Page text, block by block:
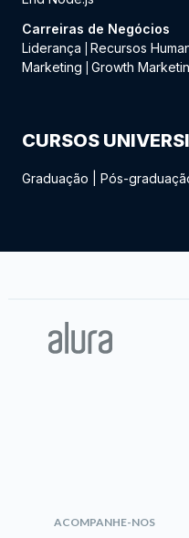
Carreiras de Negócios
Liderança
Recursos
Marketing
Growth
CURSOS
Graduação Pós-
ACOMPANHE-NOS